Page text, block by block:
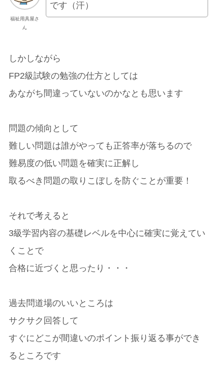
福祉用具屋さ
ん
です（汗）
しかしながら
FP2級試験の勉強の仕方としては
あながち間違っていないのかなとも思います
問題の傾向として
難しい問題は誰がやっても正答率が落ちるので
難易度の低い問題を確実に正解し
取るべき問題の取りこぼしを防ぐことが重要！
それで考えると
3級学習内容の基礎レベルを中心に確実に覚えてい
くことで
合格に近づくと思ったり・・・
過去問道場のいいところは
サクサク回答して
すぐにどこが間違いのポイント振り返る事ができ
るところです